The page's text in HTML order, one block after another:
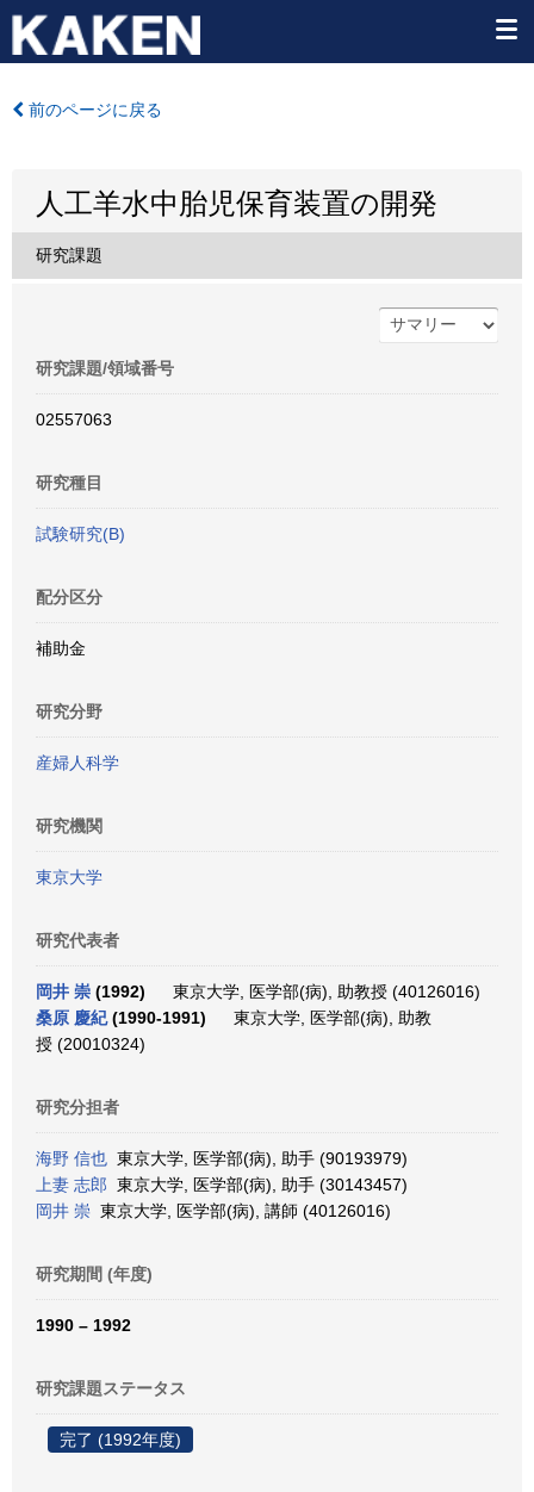
前のページに戻る
人工羊水中胎児保育装置の開発
研究課題
研究課題/領域番号
02557063
研究種目
試験研究(B)
配分区分
補助金
研究分野
産婦人科学
研究機関
東京大学
研究代表者
岡井 崇 (1992)
東京大学, 医学部(病), 助教授 (40126016)
桑原 慶紀(1990-1991)
東京大学, 医学部(病), 助教
授 (20010324)
研究分担者
海野 信也 東京大学, 医学部(病), 助手 (90193979)
上妻 志郎 東京大学, 医学部(病), 助手 (30143457)
岡井 崇 東京大学, 医学部(病), 講師 (40126016)
研究期間 (年度)
1990 – 1992
研究課題ステータス
完了 (1992年度)